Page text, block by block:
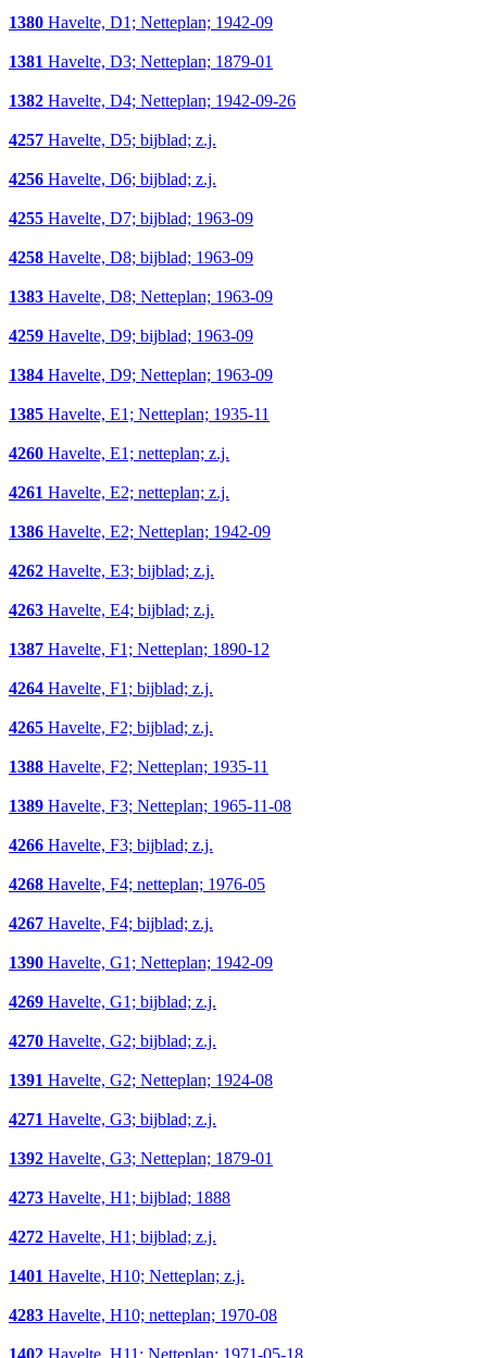
1380 Havelte, D1; Netteplan; 1942-09
1381 Havelte, D3; Netteplan; 1879-01
1382 Havelte, D4; Netteplan; 1942-09-26
4257 Havelte, D5; bijblad; z.j.
4256 Havelte, D6; bijblad; z.j.
4255 Havelte, D7; bijblad; 1963-09
4258 Havelte, D8; bijblad; 1963-09
1383 Havelte, D8; Netteplan; 1963-09
4259 Havelte, D9; bijblad; 1963-09
1384 Havelte, D9; Netteplan; 1963-09
1385 Havelte, E1; Netteplan; 1935-11
4260 Havelte, E1; netteplan; z.j.
4261 Havelte, E2; netteplan; z.j.
1386 Havelte, E2; Netteplan; 1942-09
4262 Havelte, E3; bijblad; z.j.
4263 Havelte, E4; bijblad; z.j.
1387 Havelte, F1; Netteplan; 1890-12
4264 Havelte, F1; bijblad; z.j.
4265 Havelte, F2; bijblad; z.j.
1388 Havelte, F2; Netteplan; 1935-11
1389 Havelte, F3; Netteplan; 1965-11-08
4266 Havelte, F3; bijblad; z.j.
4268 Havelte, F4; netteplan; 1976-05
4267 Havelte, F4; bijblad; z.j.
1390 Havelte, G1; Netteplan; 1942-09
4269 Havelte, G1; bijblad; z.j.
4270 Havelte, G2; bijblad; z.j.
1391 Havelte, G2; Netteplan; 1924-08
4271 Havelte, G3; bijblad; z.j.
1392 Havelte, G3; Netteplan; 1879-01
4273 Havelte, H1; bijblad; 1888
4272 Havelte, H1; bijblad; z.j.
1401 Havelte, H10; Netteplan; z.j.
4283 Havelte, H10; netteplan; 1970-08